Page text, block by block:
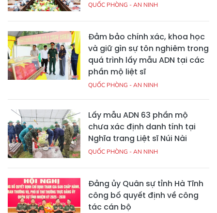
QUỐC PHÒNG - AN NINH
Đảm bảo chính xác, khoa học
và giữ gìn sự tôn nghiêm trong
quá trình lấy mẫu ADN tại các
phần mộ liệt sĩ
QUỐC PHÒNG - AN NINH
Lấy mẫu ADN 63 phần mộ
chưa xác định danh tính tại
Nghĩa trang Liệt sĩ Núi Nài
QUỐC PHÒNG - AN NINH
Đảng ủy Quân sự tỉnh Hà Tĩnh
công bố quyết định về công
tác cán bộ